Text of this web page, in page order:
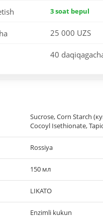
3 soat bepul
25 000 UZS
40
Sucrose, Corn Starch
Cocoyl Isethionate,
Rossiya
150 мл
LIKATO
Enzimli kukun